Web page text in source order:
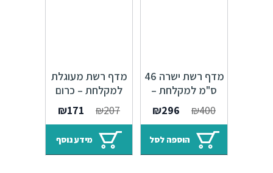
מדף רשת ישרה 46
ס"מ למקלחת –
כרום ניקל
₪400
המחיר
המקורי
היה:
₪400.
₪296
הנוכחי
הוא:
₪296.
הוספה לסל
מדף רשת מעוגלת
למקלחת – כרום
ניקל ₪207
המחיר
המקורי
היה:
₪207.
₪171
הנוכחי
הוא:
₪171.
מידע נוסף